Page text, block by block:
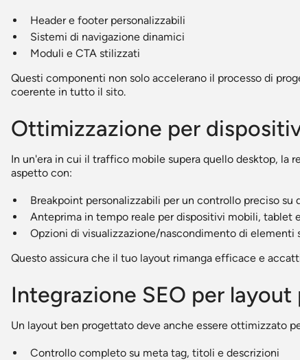
Header e footer personalizzabili
Sistemi di navigazione dinamici
Moduli e CTA stilizzati
Questi componenti non solo accelerano il processo di
coerente in tutto il sito.
Ottimizzazione per
In un'era in cui il traffico mobile supera quello desktop, la
aspetto con:
Breakpoint personalizzabili per un controllo preciso su
Anteprima in tempo reale per dispositivi mobili, tablet
Opzioni di visualizzazione/nascondimento di elementi
Questo assicura che il tuo layout rimanga efficace e
Integrazione SEO per
Un layout ben progettato deve anche essere ottimizzato
Controllo completo su meta tag, titoli e descrizioni